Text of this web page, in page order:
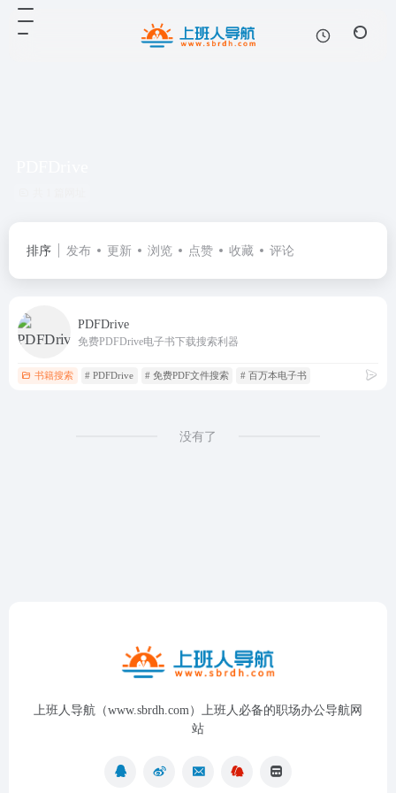
排序 发布 更新 浏览 点赞 收藏 评论
PDFDrive
免费PDFDrive电子书下载搜索利器
书籍搜索 # PDFDrive # 免费PDF文件搜索 # 百万本电子书
没有了
上班人导航（www.sbrdh.com）上班人必备的职场办公导航网
站